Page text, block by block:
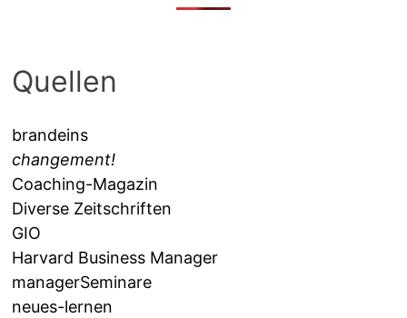
Quellen
brandeins
changement!
Coaching-Magazin
Diverse Zeitschriften
GIO
Harvard Business Manager
managerSeminare
neues-lernen